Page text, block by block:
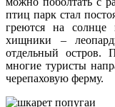
птиц парк стал
греются на солнце
хищники –
отдельный остров.
многие туристы
черепаховую ферму.